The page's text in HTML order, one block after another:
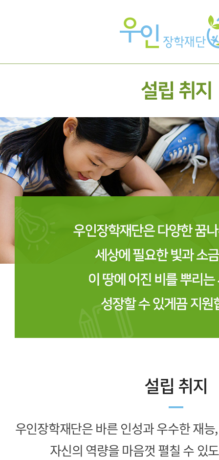
설립 취지
우인장학재단은 바른 인성과 우수한 재
자신의 역량을 마음껏 펼칠 수 있